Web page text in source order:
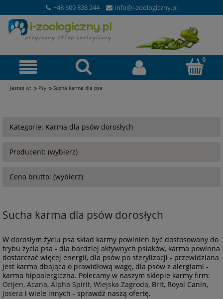
+48 609 838 244 info@i-zoologiczny.pl
Jesteś w: » Psy » Sucha karma dla psa
Kategorie: Karma dla psów dorosłych
Producent: (wybierz)
Cena brutto: (wybierz)
Sucha karma dla psów dorosłych
W dorosłym życiu psa skład karmy powinien być dostosowany do
trybu życia psa - dla bardziej aktywnych psiaków, karma powinna
dostarczać więcej energii, dla psów po sterylizacji - przewidziana
jest karma dbająca o prawidłową wagę, dla psów z alergiami -
karma hipoalergiczna. Polecamy w naszym sklepie karmy firm:
Orijen, Acana, Alpha Spirit, Wiejska Zagroda, Brit, Royal Canin,
Josera i wiele innych - sprawdź naszą ofertę.